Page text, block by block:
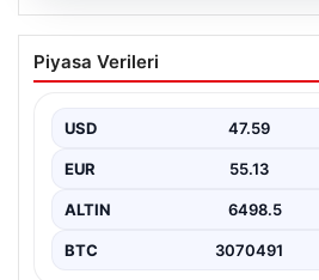
05.08.2026
Beşiktaş’tan Mohamed
dev hamle!
Piyasa Verileri
USD 47.59
EUR 55.13
ALTIN 6498.5
BTC 3070491